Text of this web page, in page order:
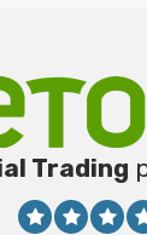
Trading